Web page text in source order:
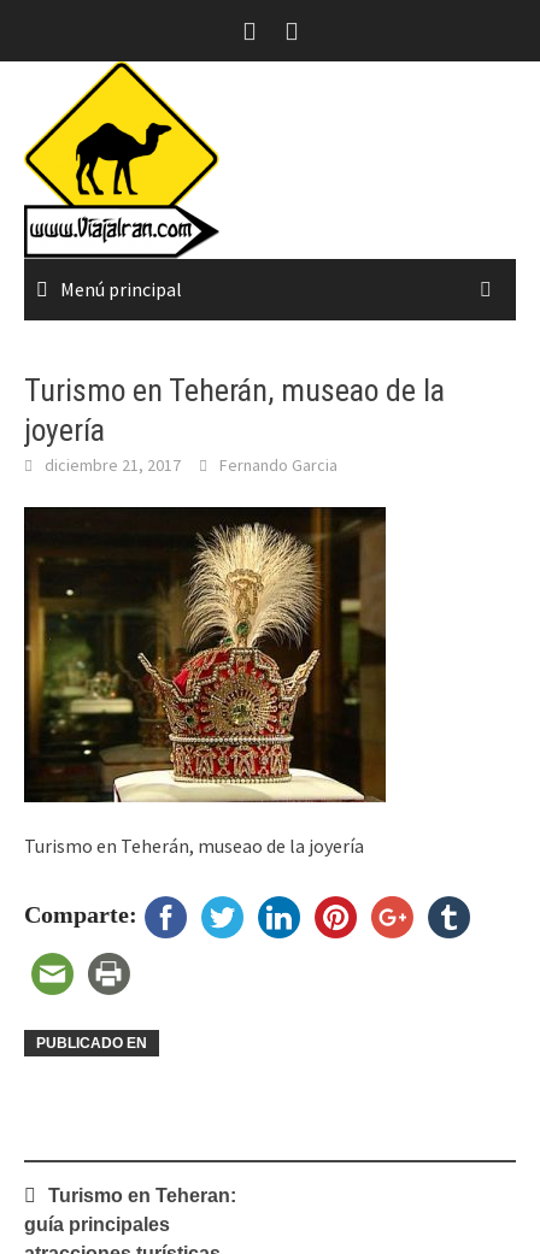
Menú principal
Turismo en Teherán, museao de la
joyería
diciembre 21, 2017 Fernando Garcia
Turismo en Teherán, museao de la joyería
Comparte:
PUBLICADO EN
Navegación
de
entradas
Turismo en Teheran:
guía principales